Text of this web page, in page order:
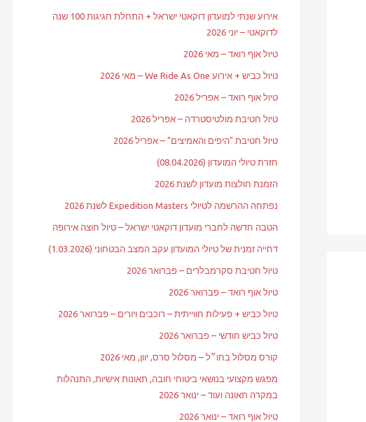
אירוע שנתי למועדון דוקאטי ישראל + התחלת חגיגות 100 שנה
לדוקאטי – יוני 2026
טיול אוף רואד – מאי 2026
טיול כביש + אירוע We Ride As One – מאי 2026
טיול אוף רואד – אפריל 2026
טיול חטיבת מולטיסטרדה – אפריל 2026
טיול חטיבת "היפים והאמיצים" – אפריל 2026
חזרת טיולי המועדון (08.04.2026)
הזמנת חולצות מועדון לשנת 2026
נפתחה ההרשמה לטיולי Expedition Masters לשנת 2026
הטבה חדשה לחברי מועדון דוקאטי ישראל – טיול חוצה אירופה
דחייה זמנית של טיולי המועדון עקב המצב הבטחוני (1.03.2026)
טיול חטיבת סקרמבלרים – פברואר 2026
טיול אוף רואד – פברואר 2026
טיול כביש + פעילות חווייתית – רוכבים ויורים – פברואר 2026
טיול כביש חודשי – פברואר 2026
קורס מסלול בחו״ל – מסלול סרס, יוון, מאי 2026
מפגש מקצועי בנושאי ביטוחי חובה, תאונות אישיות, התנהלות
במקרה תאונה ועוד – ינואר 2026
טיול אוף רואד – ינואר 2026